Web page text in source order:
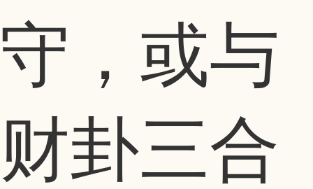
守，或与
财卦三合